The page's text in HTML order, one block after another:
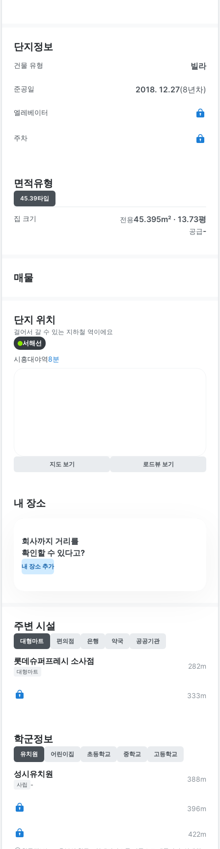
단지정보
건물 유형 빌라
준공일 2018. 12.27(8년차)
엘레베이터
주차
면적유형
45.39타입
집 크기 전용45.395m² · 13.73평
공급-
매물
단지 위치
걸어서 갈 수 있는 지하철 역이에요
서해선
시흥대야역8분
지도 보기 로드뷰 보기
내 장소
회사까지 거리를
확인할 수 있다고?
내 장소 추가
주변 시설
대형마트 편의점 은행 약국 공공기관
롯데슈퍼프레시 소사점
대형마트
282m
333m
학군정보
유치원 어린이집 초등학교 중학교 고등학교
성시유치원
사립 -
388m
396m
422m